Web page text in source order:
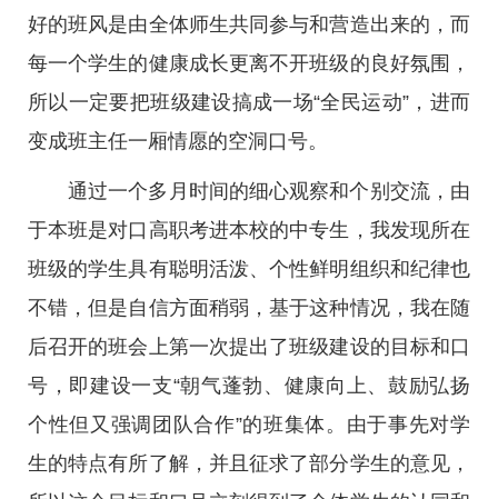
好的班风是由全体师生共同参与和营造出来的，而
每一个学生的健康成长更离不开班级的良好氛围，
所以一定要把班级建设搞成一场“全民运动”，进而
变成班主任一厢情愿的空洞口号。
通过一个多月时间的细心观察和个别交流，由
于本班是对口高职考进本校的中专生，我发现所在
班级的学生具有聪明活泼、个性鲜明组织和纪律也
不错，但是自信方面稍弱，基于这种情况，我在随
后召开的班会上第一次提出了班级建设的目标和口
号，即建设一支“朝气蓬勃、健康向上、鼓励弘扬
个性但又强调团队合作”的班集体。由于事先对学
生的特点有所了解，并且征求了部分学生的意见，